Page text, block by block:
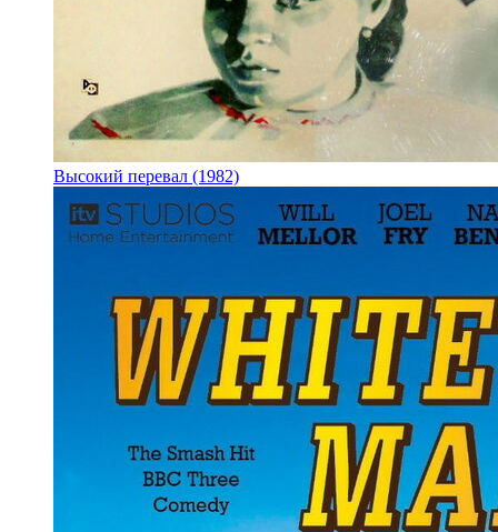
Высокий перевал (1982)